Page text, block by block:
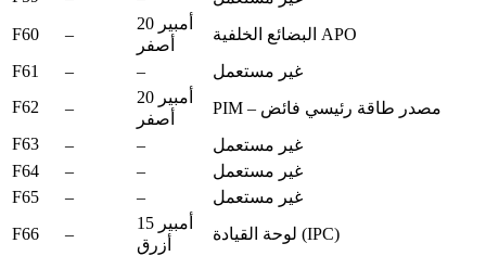
F60
–
20 أمبير
أصفر
البضائع الخلفية APO
F61
– –
غير مستعمل
F62
–
20 أمبير
أصفر
PIM – مصدر طاقة رئيسي فائض
F63
– –
غير مستعمل
F64
– –
غير مستعمل
F65
– –
غير مستعمل
F66
–
15 أمبير
أزرق
لوحة القيادة (IPC)